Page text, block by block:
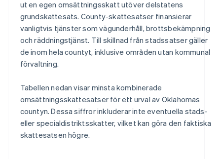
ut en egen omsättningsskatt utöver delstatens
grundskattesats. County-skattesatser finansierar
vanligtvis tjänster som vägunderhåll, brottsbekämpning
och räddningstjänst. Till skillnad från stadssatser gäller
de inom hela countyt, inklusive områden utan kommunal
förvaltning.
Tabellen nedan visar minsta kombinerade
omsättningsskattesatser för ett urval av Oklahomas
countyn. Dessa siffror inkluderar inte eventuella stads-
eller specialdistriktsskatter, vilket kan göra den faktiska
skattesatsen högre.